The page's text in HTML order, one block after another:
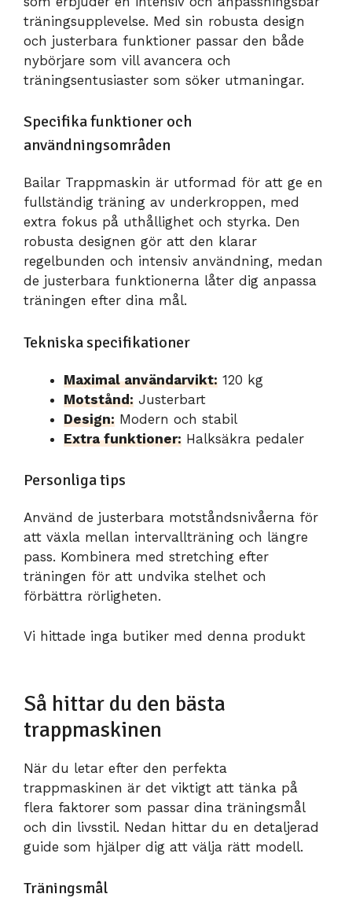
träningsupplevelse. Med sin robusta design
och justerbara funktioner passar den både
nybörjare som vill avancera och
träningsentusiaster som söker utmaningar.
Specifika funktioner och
användningsområden
Bailar Trappmaskin är utformad för att ge en
fullständig träning av underkroppen, med
extra fokus på uthållighet och styrka. Den
robusta designen gör att den klarar
regelbunden och intensiv användning, medan
de justerbara funktionerna låter dig anpassa
träningen efter dina mål.
Tekniska specifikationer
Maximal användarvikt: 120 kg
Motstånd: Justerbart
Design: Modern och stabil
Extra funktioner: Halksäkra pedaler
Personliga tips
Använd de justerbara motståndsnivåerna för
att växla mellan intervallträning och längre
pass. Kombinera med stretching efter
träningen för att undvika stelhet och
förbättra rörligheten.
Vi hittade inga butiker med denna produkt
Så hittar du den bästa
trappmaskinen
När du letar efter den perfekta
trappmaskinen är det viktigt att tänka på
flera faktorer som passar dina träningsmål
och din livsstil. Nedan hittar du en detaljerad
guide som hjälper dig att välja rätt modell.
Träningsmål